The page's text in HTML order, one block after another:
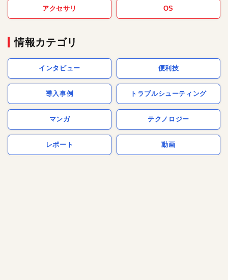
アクセサリ OS
情報カテゴリ
インタビュー 便利技
導入事例 トラブルシューティング
マンガ テクノロジー
レポート 動画